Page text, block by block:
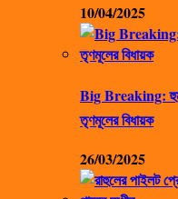
10/04/2025
Big Breaking:
তৃণমূলের বিধায়ক
26/03/2025